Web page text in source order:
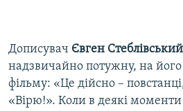
Дописувач Євген Стеблівський
надзвичайно потужну, на
фільму: «Це дійсно –
«Вірю!». Коли в деякі